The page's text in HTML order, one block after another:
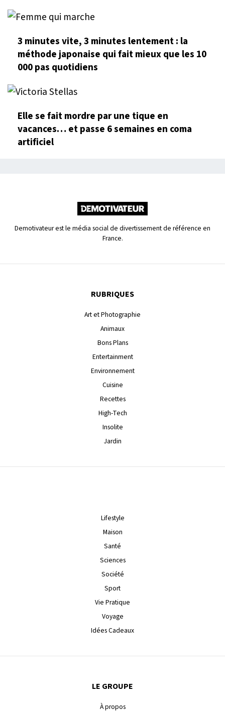
3 minutes vite, 3 minutes lentement : la
méthode japonaise qui fait mieux que les 10
000 pas quotidiens
Elle se fait mordre par une tique en
vacances… et passe 6 semaines en coma
artificiel
Demotivateur est le média social de divertissement de référence en
France.
RUBRIQUES
Art et Photographie
Animaux
Bons Plans
Entertainment
Environnement
Cuisine
Recettes
High-Tech
Insolite
Jardin
Lifestyle
Maison
Santé
Sciences
Société
Sport
Vie Pratique
Voyage
Idées Cadeaux
LE GROUPE
À propos